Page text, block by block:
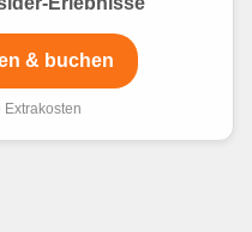
& buchen